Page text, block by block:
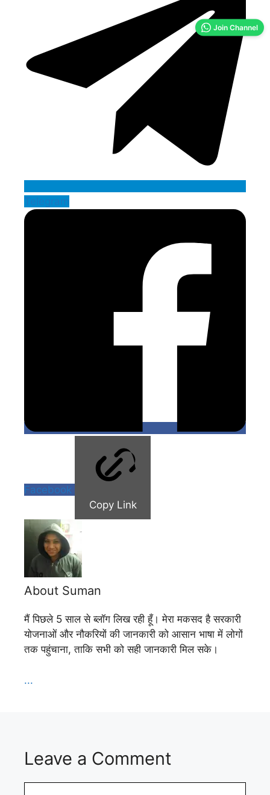
Telegram
Facebook
Copy Link
About Suman
मैं पिछले 5 साल से ब्लॉग लिख रही हूँ। मेरा मकसद है सरकारी
योजनाओं और नौकरियों की जानकारी को आसान भाषा में लोगों
तक पहुंचाना, ताकि सभी को सही जानकारी मिल सके।
...
Leave a Comment
Join Channel